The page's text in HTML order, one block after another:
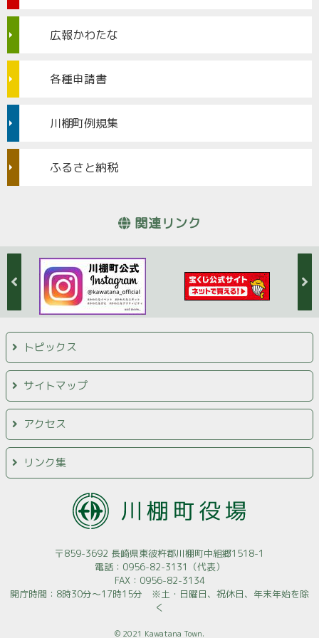
広報かわたな
各種申請書
川棚町例規集
ふるさと納税
関連リンク
トピックス
サイトマップ
アクセス
リンク集
〒859-3692 長崎県東彼杵郡川棚町中組郷1518-1
電話：0956-82-3131（代表）
FAX：0956-82-3134
開庁時間：8時30分～17時15分 ※土・日曜日、祝休日、年末年始を除
く
© 2021 Kawatana Town.